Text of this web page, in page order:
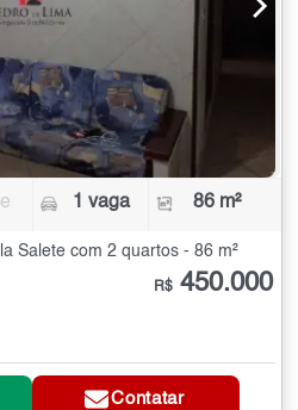
1 vaga 86 m²
Salete com 2 quartos - 86 m²
R$ 450.000
Contatar